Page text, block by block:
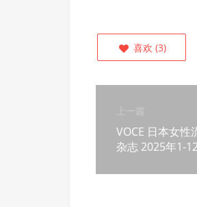
喜欢 (3)
上一篇
VOCE 日本女性
杂志 2025年1-